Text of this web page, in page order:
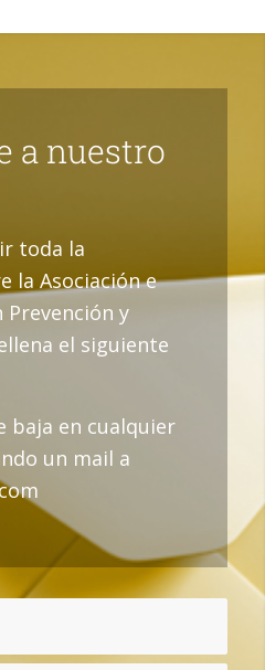
a nuestro
toda la
la Asociación e
Prevención y
el siguiente
baja en cualquier
un mail a